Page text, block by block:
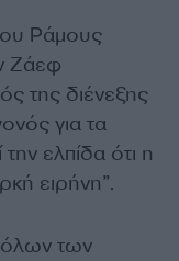
Ράμους
Ζάεφ
της διένεξης
για τα
ελπίδα ότι η
ειρήνη”.
όλων των